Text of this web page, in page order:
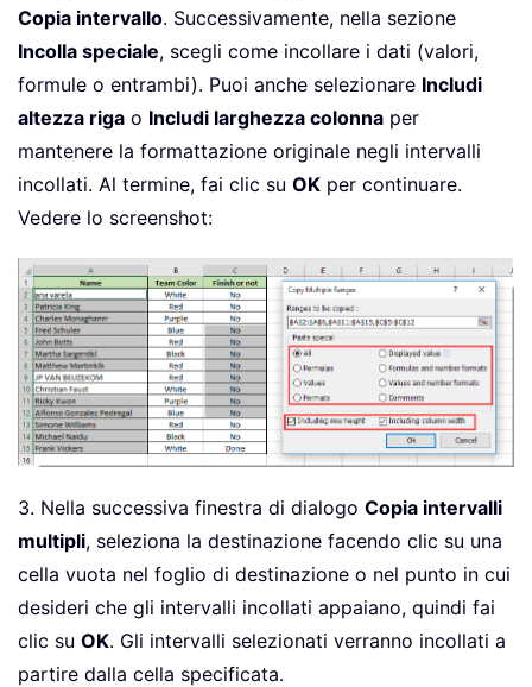
Copia intervallo. Successivamente, nella sezione
Incolla speciale, scegli come incollare i dati (valori,
formule o entrambi). Puoi anche selezionare Includi
altezza riga o Includi larghezza colonna per
mantenere la formattazione originale negli intervalli
incollati. Al termine, fai clic su OK per continuare.
Vedere lo screenshot:
3. Nella successiva finestra di dialogo Copia intervalli
multipli, seleziona la destinazione facendo clic su una
cella vuota nel foglio di destinazione o nel punto in cui
desideri che gli intervalli incollati appaiano, quindi fai
clic su OK. Gli intervalli selezionati verranno incollati a
partire dalla cella specificata.